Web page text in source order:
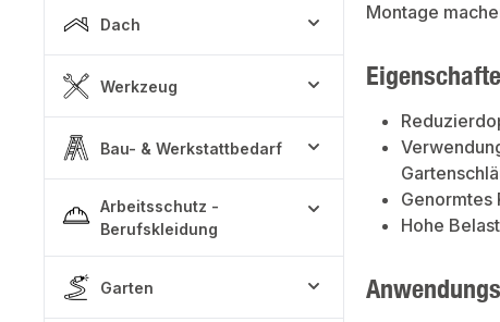
Dach
Werkzeug
Bau- & Werkstattbedarf
Arbeitsschutz -
Berufskleidung
Garten
Montage
Genormtes
Hohe